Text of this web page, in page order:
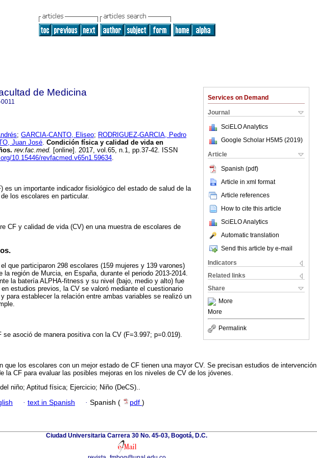
Services on Demand
Journal
SciELO Analytics
Google Scholar H5M5 (2019)
Article
Spanish (pdf)
Article in xml format
Article references
How to cite this article
SciELO Analytics
Automatic translation
Send this article by e-mail
Indicators
Related links
Share
More
More
Permalink
de Medicina
; GARCIA-CANTO, Eliseo; RODRIGUEZ-GARCIA, Pedro
Juan José. Condición física y calidad de vida en
rev.fac.med. [online]. 2017, vol.65, n.1, pp.37-42. ISSN
10.15446/revfacmed.v65n1.59634.
es un importante indicador fisiológico del estado de salud de la
los escolares en particular.
CF y calidad de vida (CV) en una muestra de escolares de
que participaron 298 escolares (159 mujeres y 139 varones)
la región de Murcia, en España, durante el periodo 2013-2014.
la batería ALPHA-fitness y su nivel (bajo, medio y alto) fue
estudios previos, la CV se valoró mediante el cuestionario
para establecer la relación entre ambas variables se realizó un
se asoció de manera positiva con la CV (F=3.997; p=0.019).
que los escolares con un mejor estado de CF tienen una mayor CV. Se precisan estudios de intervención
la CF para evaluar las posibles mejoras en los niveles de CV de los jóvenes.
niño; Aptitud física; Ejercicio; Niño (DeCS)..
· text in Spanish · Spanish ( pdf )
Ciudad Universitaria Carrera 30 No. 45-03, Bogotá, D.C.